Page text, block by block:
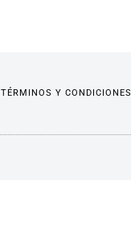
TÉRMINOS Y CONDICIONES